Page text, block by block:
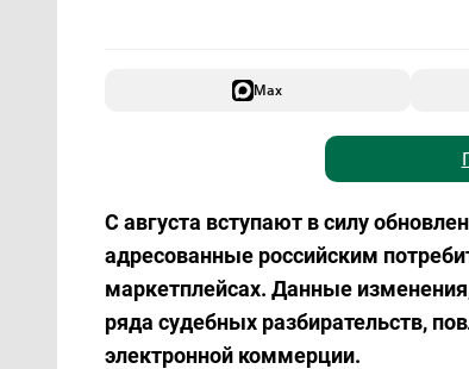
Max
С августа вступают в силу
адресованные российским
маркетплейсах. Данные
ряда судебных разбирательств,
электронной коммерции.